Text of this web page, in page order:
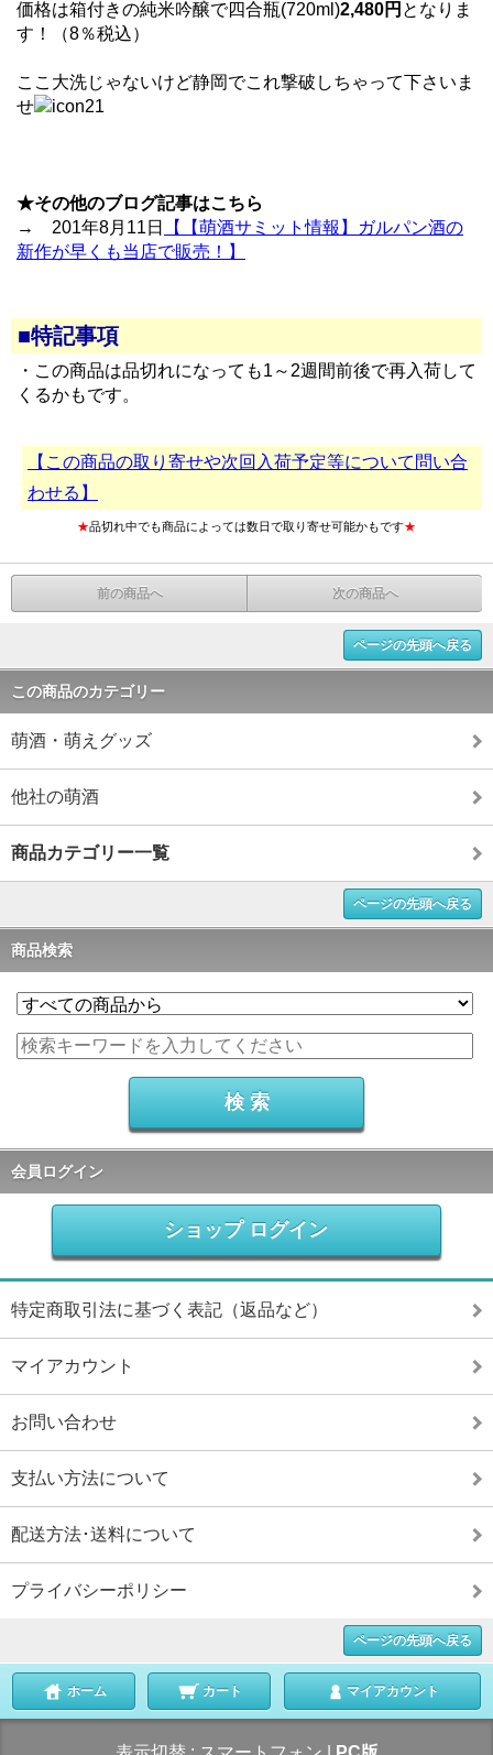
価格は箱付きの純米吟醸で四合瓶(720ml)2,480円 となりま
す！（8％税込）
ここ大洗じゃないけど静岡でこれ撃破しちゃって下さいま
せ
★その他のブログ記事はこちら
→ 201年8月11日
【【萌酒サミット情報】ガルパン酒の
新作が早くも当店で販売！】
■特記事項
・この商品は品切れになっても1～2週間前後で再入荷して
くるかもです。
【この商品の取り寄せや次回入荷予定等について問い合
わせる】
★品切れ中でも商品によっては数日で取り寄せ可能かもです★
前の商品へ 次の商品へ
ページの先頭へ戻る
この商品のカテゴリー
萌酒・萌えグッズ
他社の萌酒
商品カテゴリー一覧
ページの先頭へ戻る
商品検索
会員ログイン
ショップ ログイン
特定商取引法に基づく表記（返品など）
マイアカウント
お問い合わせ
支払い方法について
配送方法･送料について
プライバシーポリシー
ページの先頭へ戻る
ホーム カート マイアカウント